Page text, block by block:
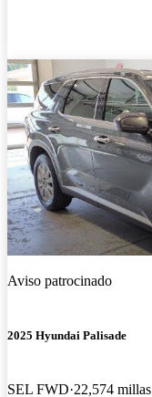
Aviso patrocinado
2025 Hyundai Palisade
SEL FWD 22,574 millas